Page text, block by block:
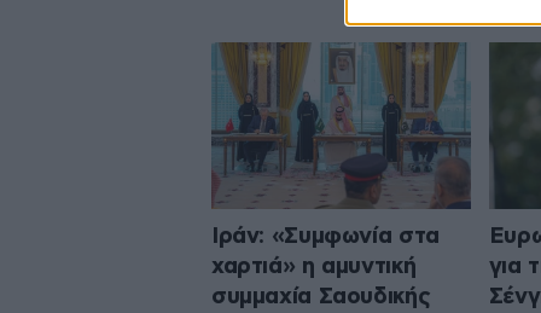
Ιράν: «Συμφωνία στα
χαρτιά» η αμυντική
συμμαχία Σαουδικής
για